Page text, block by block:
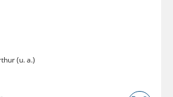
(u. a.)